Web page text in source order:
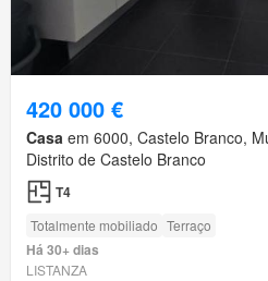
420 000 €
Casa em 6000, Castelo Branco,
Distrito de Castelo Branco
T4
Totalmente mobiliado Terraço
Há 30+ dias
LISTANZA